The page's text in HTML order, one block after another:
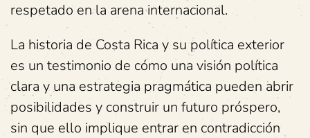
respetado en la arena internacional.
La historia de Costa Rica y su política exterior
es un testimonio de cómo una visión política
clara y una estrategia pragmática pueden abrir
posibilidades y construir un futuro próspero,
sin que ello implique entrar en contradicción